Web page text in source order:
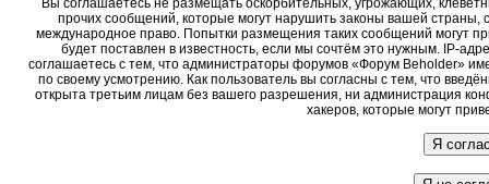
Вы соглашаетесь не размещать оскорбительных, угрожающих,
прочих сообщений, которые могут нарушить законы вашей страны,
международное право. Попытки размещения таких сообщений могут
будет поставлен в известность, если мы сочтём это нужным. IP-
соглашаетесь с тем, что администраторы форумов «Форум Beholder»
по своему усмотрению. Как пользователь вы согласны с тем, что
открыта третьим лицам без вашего разрешения, ни администрация
хакеров, которые могут